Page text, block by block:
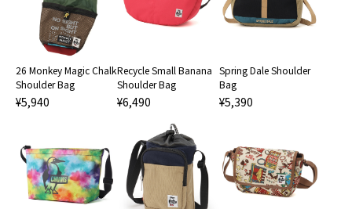
26 Monkey Magic Chalk
Shoulder Bag
¥5,940
Recycle Small Banana
Shoulder Bag
¥6,490
Spring Dale Shoulder
Bag
¥5,390